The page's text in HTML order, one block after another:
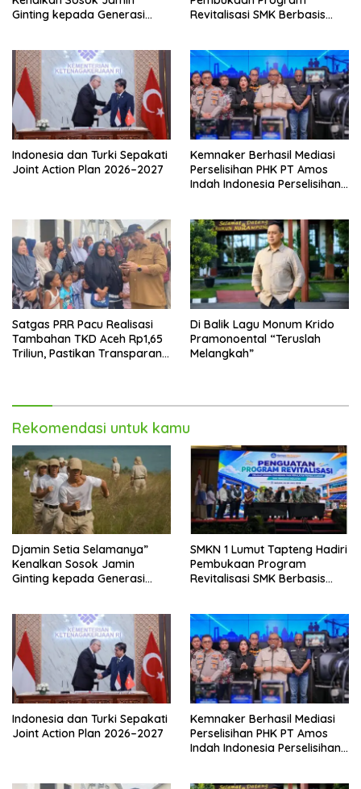
Ginting kepada Generasi
Revitalisasi SMK Berbasis
Indonesia dan Turki Sepakati
Joint Action Plan 2026–2027
Kemnaker Berhasil Mediasi
Perselisihan PHK PT Amos
Indah Indonesia Perselisihan
Satgas PRR Pacu Realisasi
Tambahan TKD Aceh Rp1,65
Triliun, Pastikan Transparan
Di Balik Lagu Monum Krido
Pramonoental “Teruslah
Melangkah”
Rekomendasi untuk kamu
Djamin Setia Selamanya”
Kenalkan Sosok Jamin
Ginting kepada Generasi
SMKN 1 Lumut Tapteng Hadiri
Pembukaan Program
Revitalisasi SMK Berbasis
Indonesia dan Turki Sepakati
Joint Action Plan 2026–2027
Kemnaker Berhasil Mediasi
Perselisihan PHK PT Amos
Indah Indonesia Perselisihan